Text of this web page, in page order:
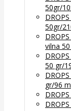
50gr/
50gr/
vilna
50 gr/
gr/96 m